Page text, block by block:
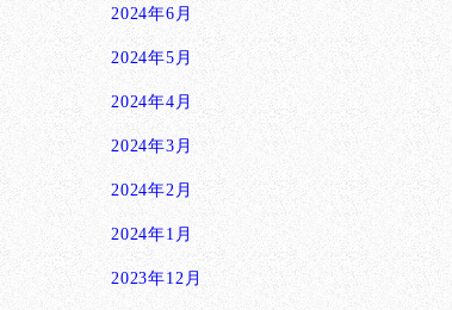
2024年6月
2024年5月
2024年4月
2024年3月
2024年2月
2024年1月
2023年12月